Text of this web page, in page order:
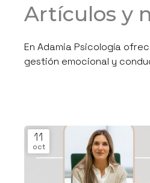
Artículos y
En Adamia Psicología
gestión emocional y
11
oct